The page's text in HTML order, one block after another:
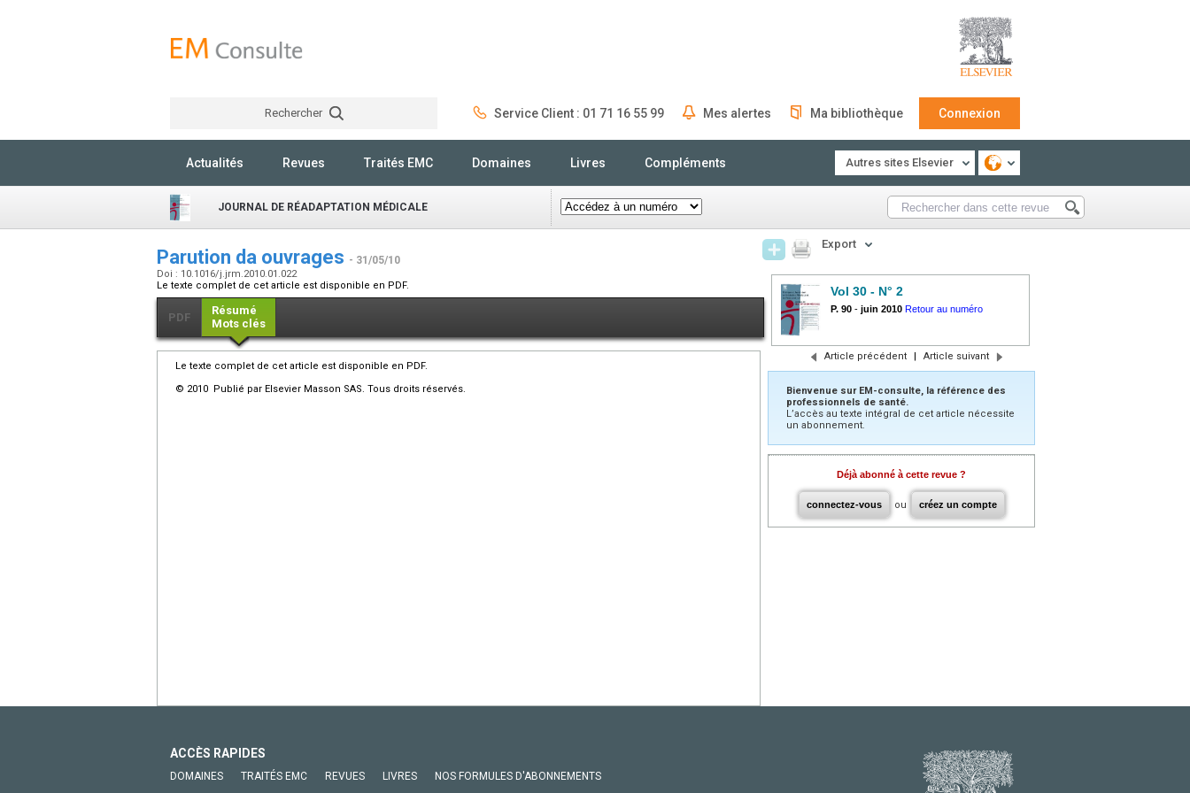
Rechercher Service Client : 01 71 16 55 99 Mes alertes Ma bibliothèque Connexion
Actualités Revues Traités EMC Domaines Livres Compléments Autres sites Elsevier
JOURNAL DE RÉADAPTATION MÉDICALE
Parution da ouvrages - 31/05/10
Doi : 10.1016/j.jrm.2010.01.022
Le texte complet de cet article est disponible en PDF.
PDF
Résumé
Mots clés
Le texte complet de cet article est disponible en PDF.
© 2010 Publié par Elsevier Masson SAS. Tous droits réservés.
Export
Vol 30 - N° 2
P. 90 - juin 2010 Retour au numéro
Article précédent | Article suivant
Bienvenue sur EM-consulte, la référence des
professionnels de santé.
L’accès au texte intégral de cet article nécessite
un abonnement.
Déjà abonné à cette revue ?
connectez-vous ou créez un compte
ACCÈS RAPIDES
DOMAINES TRAITÉS EMC REVUES LIVRES NOS FORMULES D'ABONNEMENTS